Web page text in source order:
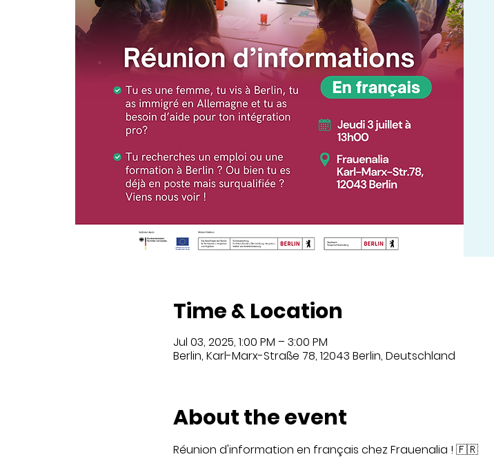
Time & Location
Jul 03, 2025, 1:00 PM – 3:00 PM
Berlin, Karl-Marx-Straße 78, 12043 Berlin, Deutschland
About the event
Réunion d'information en français chez Frauenalia ! 🇫🇷